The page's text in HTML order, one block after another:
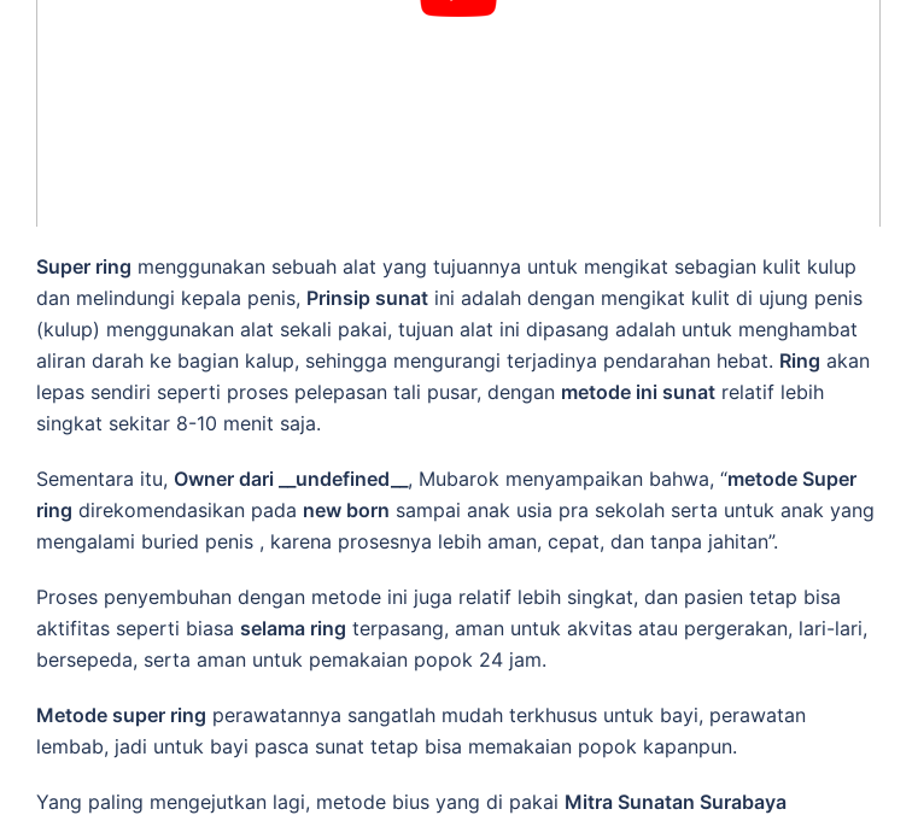
Super ring menggunakan sebuah alat yang tujuannya untuk mengikat sebagian kulit kulup
dan melindungi kepala penis, Prinsip sunat ini adalah dengan mengikat kulit di ujung penis
(kulup) menggunakan alat sekali pakai, tujuan alat ini dipasang adalah untuk menghambat
aliran darah ke bagian kalup, sehingga mengurangi terjadinya pendarahan hebat. Ring akan
lepas sendiri seperti proses pelepasan tali pusar, dengan metode ini sunat relatif lebih
singkat sekitar 8-10 menit saja.
Sementara itu, Owner dari __undefined__ , Mubarok menyampaikan bahwa, “metode Super
ring direkomendasikan pada new born sampai anak usia pra sekolah serta untuk anak yang
mengalami buried penis , karena prosesnya lebih aman, cepat, dan tanpa jahitan”.
Proses penyembuhan dengan metode ini juga relatif lebih singkat, dan pasien tetap bisa
aktifitas seperti biasa selama ring terpasang, aman untuk akvitas atau pergerakan, lari-lari,
bersepeda, serta aman untuk pemakaian popok 24 jam.
Metode super ring perawatannya sangatlah mudah terkhusus untuk bayi, perawatan
lembab, jadi untuk bayi pasca sunat tetap bisa memakaian popok kapanpun.
Yang paling mengejutkan lagi, metode bius yang di pakai Mitra Sunatan Surabaya